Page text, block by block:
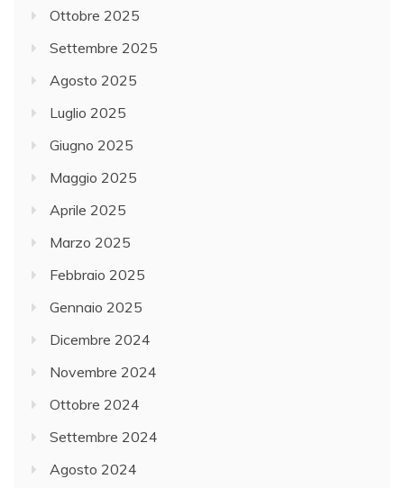
Ottobre 2025
Settembre 2025
Agosto 2025
Luglio 2025
Giugno 2025
Maggio 2025
Aprile 2025
Marzo 2025
Febbraio 2025
Gennaio 2025
Dicembre 2024
Novembre 2024
Ottobre 2024
Settembre 2024
Agosto 2024